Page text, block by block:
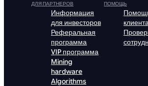
ДЛЯ ПАРТНЕРОВ
Информация
для инвесторов
Реферальная
программа
VIP программа
Mining
hardware
Algorithms
ПОМОЩЬ